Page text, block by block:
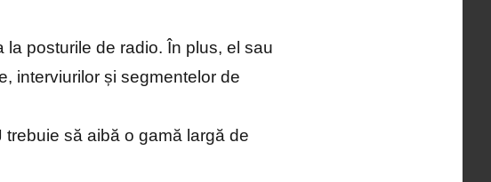
posturile de radio. În plus, el sau
interviurilor și segmentelor de
să aibă o gamă largă de